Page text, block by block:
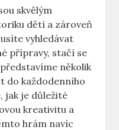
skvělým
dětí a zároveň
vyhledávat
přípravy, stačí se
několik
do každodenního
jak je důležité
kreativitu a
hrám navíc